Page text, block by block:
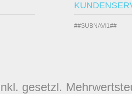
##SUBNAVI1##
gesetzl.